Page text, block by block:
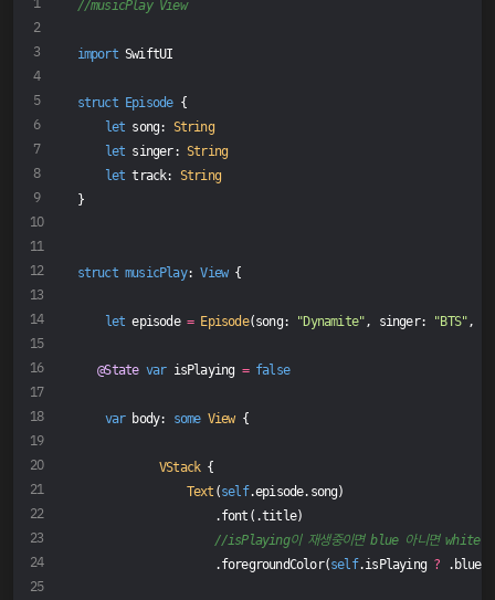
//musicPlay View
import SwiftUI
struct Episode {
let song: String
let singer: String
let track: String
}
struct musicPlay: View {
let episode = Episode(song: "Dynamite", singer: "BTS",
@State var isPlaying = false
var body: some View {
VStack {
Text (self.episode.song)
                    .font(.title)
//isPlaying이 재생중이면 blue 아니면 white
                    .foregroundColor(
self.isPlaying ? .blue